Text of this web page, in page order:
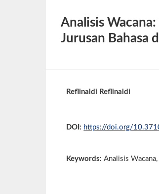
Analisis
Jurusan Bahasa
Reflinaldi Reflinaldi
DOI: https://doi.org/
Keywords:Analisis